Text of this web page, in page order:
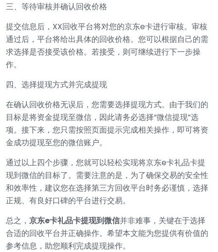
三、等待审核并确认回收价格
提交信息后，XX回收平台将对您的京东e卡进行审核。审核
通过后，平台将给出具体的回收价格。您可以根据自己的需
求选择是否接受该价格。若接受，则可继续进行下一步操
作。
四、选择提现方式并完成提现
在确认回收价格无误后，您需要选择提现方式。由于我们的
目标是将资金提现至微信，因此请务必选择“微信提现”选
项。接下来，您只需按照页面提示完成相关操作，即可将资
金成功提现至您的微信账户。
通过以上四个步骤，您就可以轻松实现将京东e卡礼品卡提
现到微信的目标了。需要注意的是，为了确保交易的安全性
和效率性，建议您在选择第三方回收平台时务必谨慎，选择
正规、有良好口碑的平台进行交易。
总之， 京东e卡礼品卡提现到微信并非难事，关键在于选择
合适的回收平台并正确操作。希望本文能为您提供有价值的
参考信息，助您顺利完成提现操作。